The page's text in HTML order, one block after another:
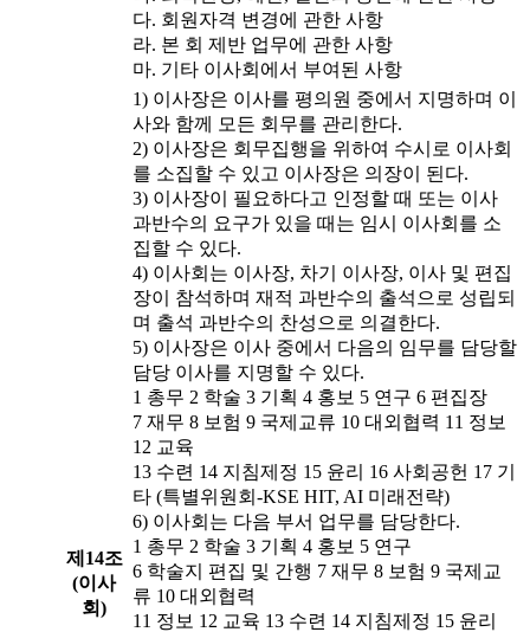
다. 회원자격 변경에 관한 사항
라. 본 회 제반 업무에 관한 사항
마. 기타 이사회에서 부여된 사항
제14조
(이사
회)
1) 이사장은 이사를 평의원 중에서 지명하며 이
사와 함께 모든 회무를 관리한다.
2) 이사장은 회무집행을 위하여 수시로 이사회
를 소집할 수 있고 이사장은 의장이 된다.
3) 이사장이 필요하다고 인정할 때 또는 이사
과반수의 요구가 있을 때는 임시 이사회를 소
집할 수 있다.
4) 이사회는 이사장, 차기 이사장, 이사 및 편집
장이 참석하며 재적 과반수의 출석으로 성립되
며 출석 과반수의 찬성으로 의결한다.
5) 이사장은 이사 중에서 다음의 임무를 담당할
담당 이사를 지명할 수 있다.
1 총무 2 학술 3 기획 4 홍보 5 연구 6 편집장
7 재무 8 보험 9 국제교류 10 대외협력 11 정보
12 교육
13 수련 14 지침제정 15 윤리 16 사회공헌 17 기
타 (특별위원회-KSE HIT, AI 미래전략)
6) 이사회는 다음 부서 업무를 담당한다.
1 총무 2 학술 3 기획 4 홍보 5 연구
6 학술지 편집 및 간행 7 재무 8 보험 9 국제교
류 10 대외협력
11 정보 12 교육 13 수련 14 지침제정 15 윤리